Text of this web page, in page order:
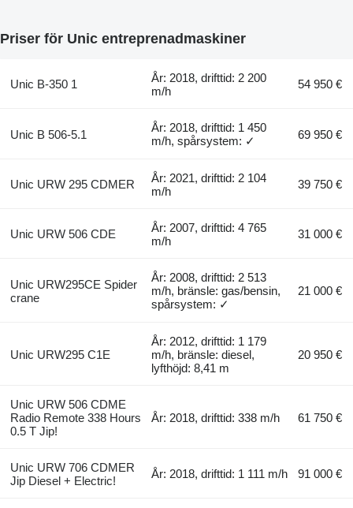
Priser för Unic entreprenadmaskiner
Unic B-350 1
År: 2018, drifttid: 2 200
m/h
54 950 €
Unic B 506-5.1
År: 2018, drifttid: 1 450
m/h, spårsystem: ✓
69 950 €
Unic URW 295 CDMER
År: 2021, drifttid: 2 104
m/h
39 750 €
Unic URW 506 CDE
År: 2007, drifttid: 4 765
m/h
31 000 €
Unic URW295CE Spider
crane
År: 2008, drifttid: 2 513
m/h, bränsle: gas/bensin,
spårsystem: ✓
21 000 €
Unic URW295 C1E
År: 2012, drifttid: 1 179
m/h, bränsle: diesel,
lyfthöjd: 8,41 m
20 950 €
Unic URW 506 CDME
Radio Remote 338 Hours
0.5 T Jip!
År: 2018, drifttid: 338 m/h 61 750 €
Unic URW 706 CDMER
Jip Diesel + Electric!
År: 2018, drifttid: 1 111 m/h 91 000 €